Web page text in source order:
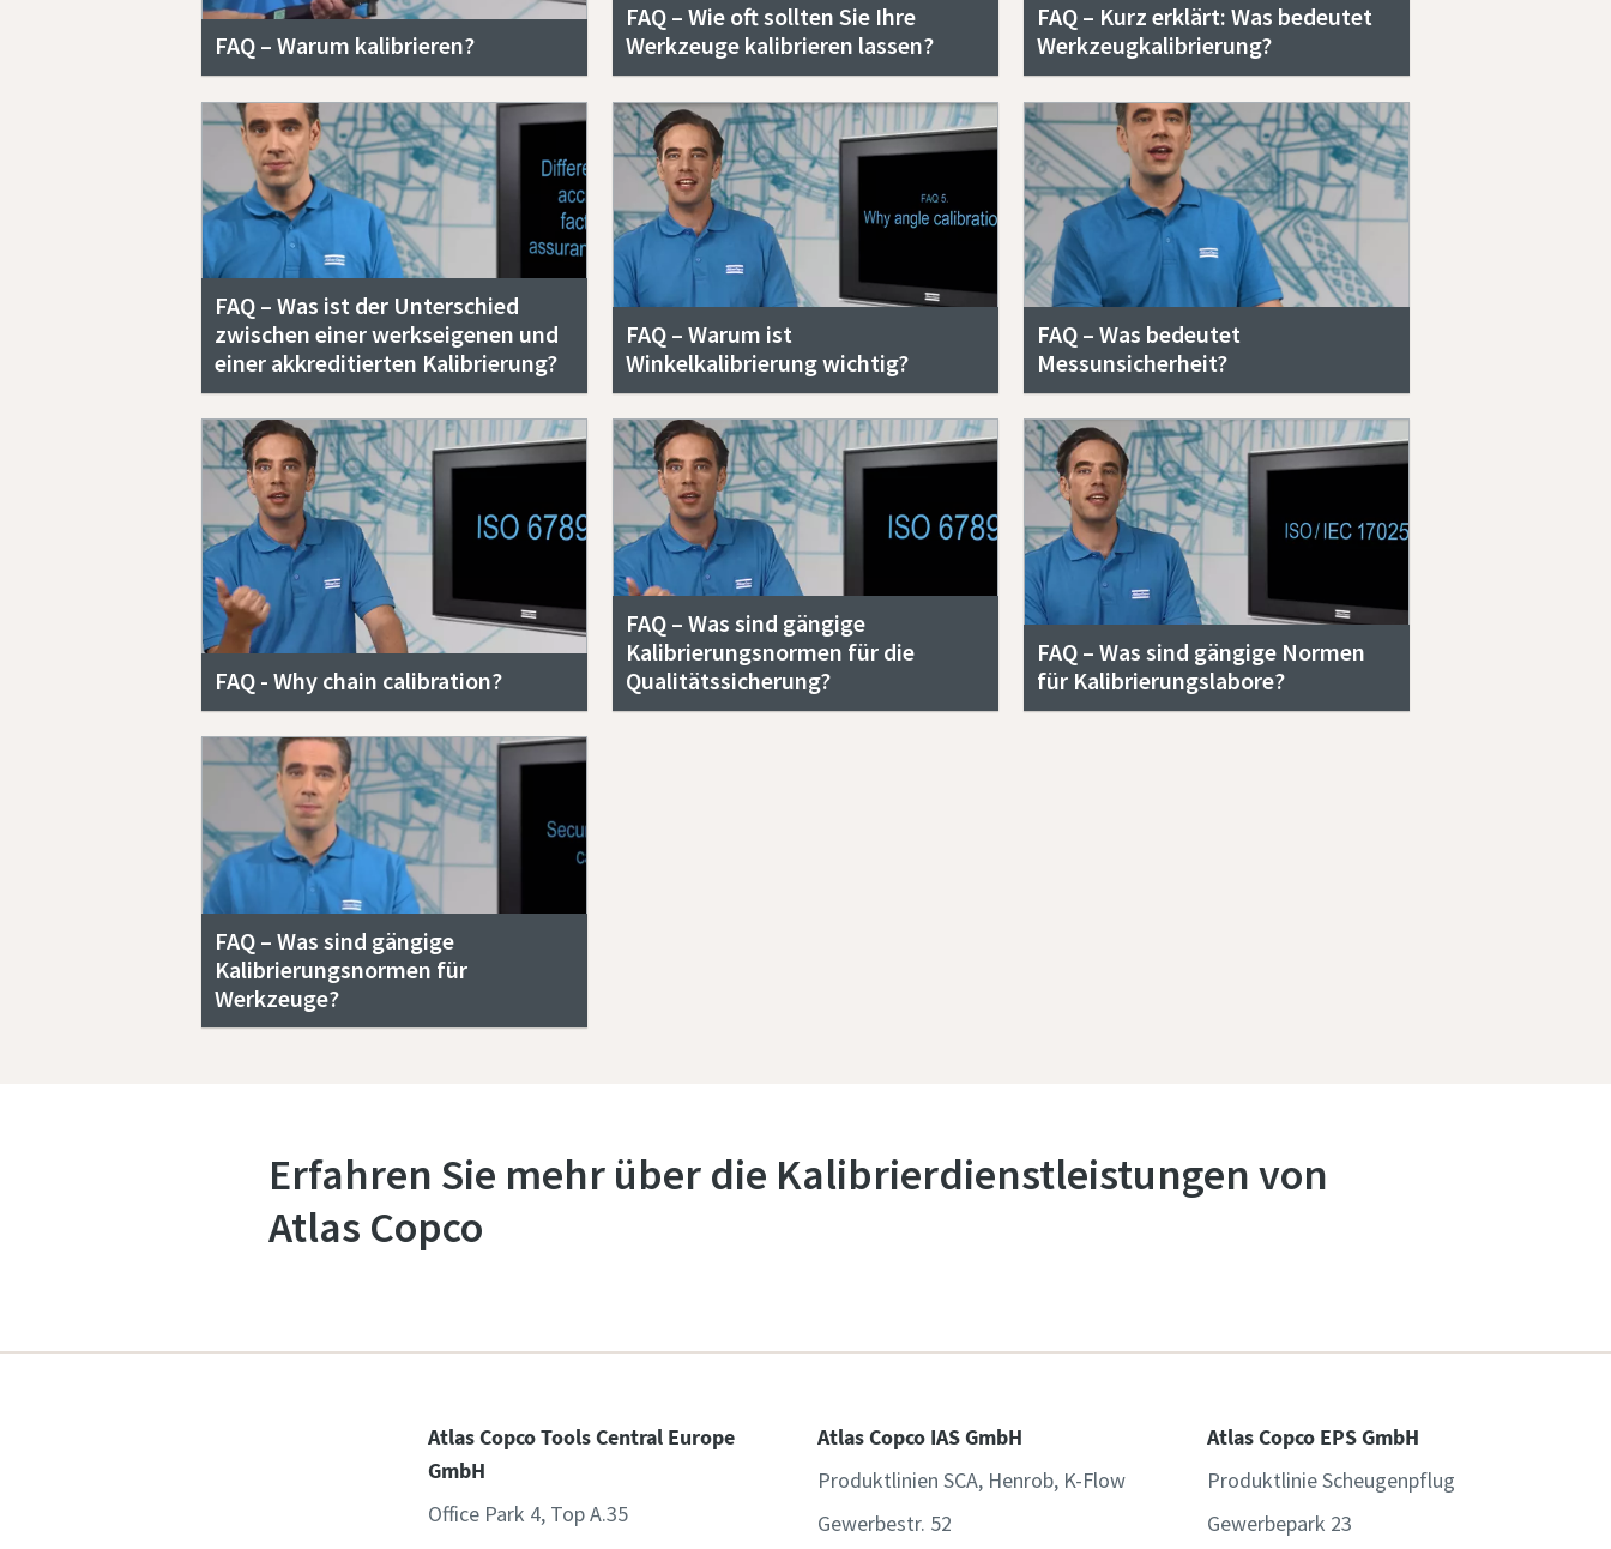
FAQ – Warum kalibrieren?
FAQ – Wie oft sollten Sie Ihre
Werkzeuge kalibrieren lassen?
FAQ – Kurz erklärt: Was bedeutet
Werkzeugkalibrierung?
FAQ – Was ist der Unterschied
zwischen einer werkseigenen und
einer akkreditierten Kalibrierung?
FAQ – Warum ist
Winkelkalibrierung wichtig?
FAQ – Was bedeutet
Messunsicherheit?
FAQ - Why chain calibration?
FAQ – Was sind gängige
Kalibrierungsnormen für die
Qualitätssicherung?
FAQ – Was sind gängige Normen
für Kalibrierungslabore?
FAQ – Was sind gängige
Kalibrierungsnormen für
Werkzeuge?
Erfahren Sie mehr über die Kalibrierdienstleistungen von
Atlas Copco
Atlas Copco Tools Central Europe
GmbH
Office Park 4, Top A.35
Atlas Copco IAS GmbH
Produktlinien SCA, Henrob, K-Flow
Gewerbestr. 52
Atlas Copco EPS GmbH
Produktlinie Scheugenpflug
Gewerbepark 23